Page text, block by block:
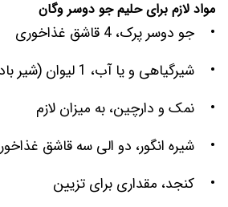
مواد لازم برای حلیم جو دوسر وگان
• جو دوسر پرک، 4 قاشق غذاخوری
• شیرگیاهی و یا آب، 1 لیوان (شیر بادام ترجیحا)
• نمک و دارچین، به میزان لازم
• شیره انگور، دو الی سه قاشق
• کنجد، مقداری برای تزیین